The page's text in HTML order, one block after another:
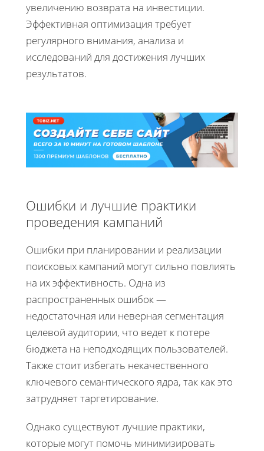
увеличению возврата на инвестиции.
Эффективная оптимизация требует
регулярного внимания, анализа и
исследований для достижения лучших
результатов.
Ошибки и лучшие практики
проведения кампаний
Ошибки при планировании и реализации
поисковых кампаний могут сильно повлиять
на их эффективность. Одна из
распространенных ошибок —
недостаточная или неверная сегментация
целевой аудитории, что ведет к потере
бюджета на неподходящих пользователей.
Также стоит избегать некачественного
ключевого семантического ядра, так как это
затрудняет таргетирование.
Однако существуют лучшие практики,
которые могут помочь минимизировать